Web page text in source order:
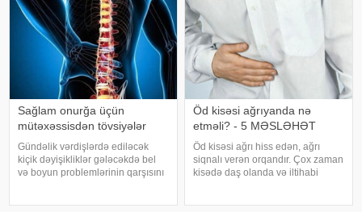
Sağlam onurğa üçün
mütəxəssisdən tövsiyələr
Gündəlik vərdişlərdə ediləcək
kiçik dəyişikliklər gələcəkdə bel
və boyun problemlərinin qarşısını
Öd kisəsi ağrıyanda nə
etməli? - 5 MƏSLƏHƏT
Öd kisəsi ağrı hiss edən, ağrı
siqnalı verən orqandır. Çox zaman
kisədə daş olanda və iltihabi